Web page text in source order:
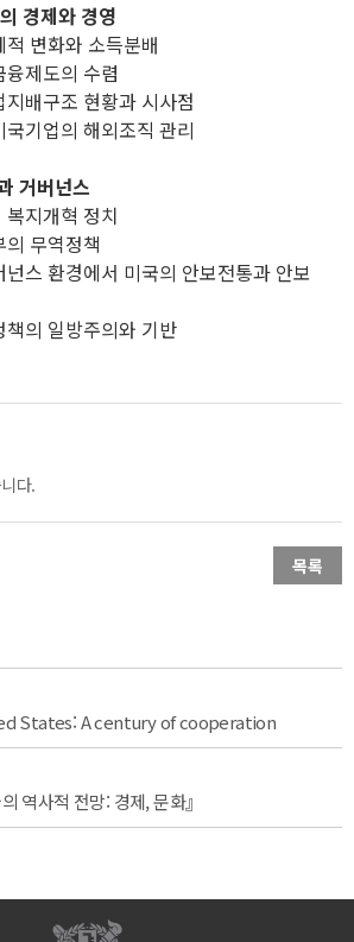
경제와 경영
변화와 소득분배
제도의 수렴
배구조 현황과 시사점
기업의 해외조직 관리
거버넌스
지개혁 정치
무역정책
스 환경에서 미국의 안보전통과 안보
의 일방주의와 기반
다.
목록
States: A century of cooperation
역사적 전망: 경제, 문화』